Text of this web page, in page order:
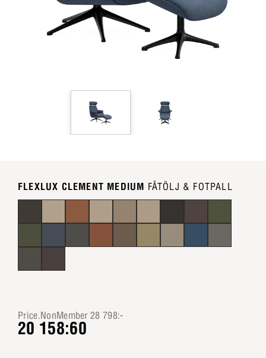
FLEXLUX CLEMENT MEDIUM FÅTÖLJ & FOTPALL
Price.NonMember 28 798:-
20 158:60